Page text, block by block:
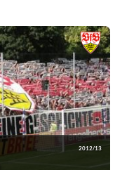
2012/13